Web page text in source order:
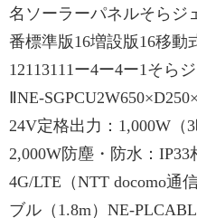
名ソーラーパネルそらジ
番標準版16増設版16移動
12113111ー4ー4ー1そら
ⅡNE-
24V定格出力：1,000W（
2,000W防塵・防水：IP33
4G/LTE（NTT docomo
ブル（1.8m）NE-